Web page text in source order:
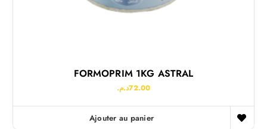
FORMOPRIM 1KG ASTRAL
72.00د.م.
Ajouter au panier